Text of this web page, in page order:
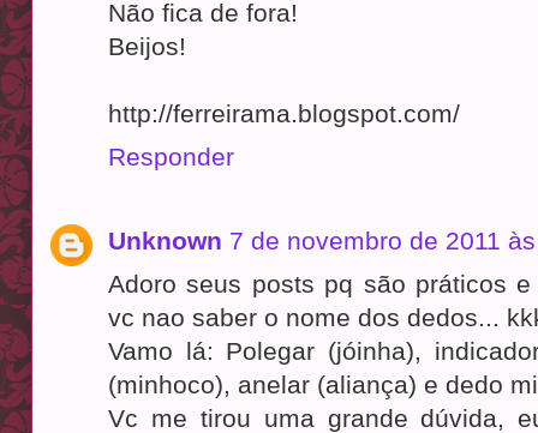
Não fica de fora!
Beijos!
http://ferreirama.blogspot.com/
Responder
Unknown 7 de novembro de 2011
Adoro seus posts pq são práticos
vc nao saber o nome dos dedos...
Vamo lá: Polegar (jóinha),
(minhoco), anelar (aliança) e dedo
Vc me tirou uma grande dúvida,